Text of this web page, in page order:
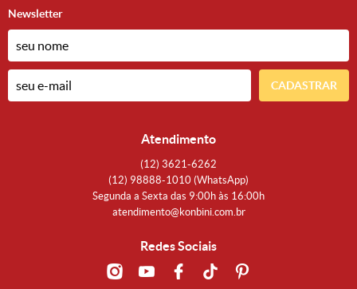
Newsletter
CADASTRAR
Atendimento
(12) 3621-6262
(12) 98888-1010 (WhatsApp)
Segunda a Sexta das 9:00h às 16:00h
atendimento@konbini.com.br
Redes Sociais